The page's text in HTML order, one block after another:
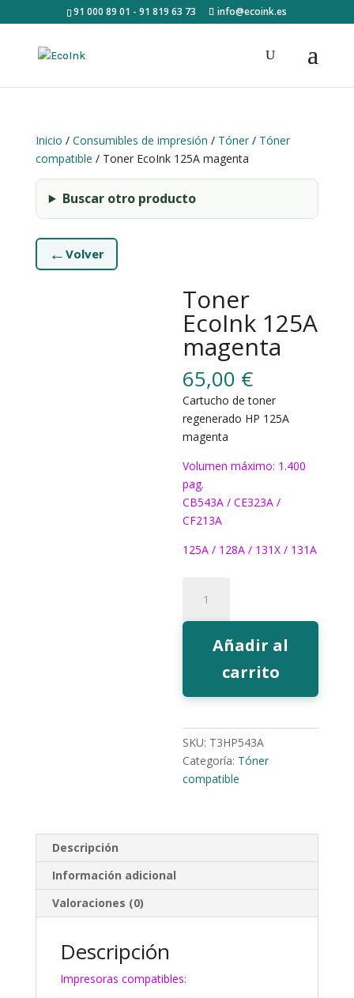
91 000 89 01 - 91 819 63 73 info@ecoink.es
Inicio / Consumibles de impresión / Tóner/ Tóner
compatible / Toner EcoInk 125A magenta
Buscar otro producto
← Volver
Toner
EcoInk 125A
magenta
65,00 €
Cartucho de toner
regenerado HP 125A
magenta
Volumen máximo: 1.400
pag.
CB543A / CE323A /
CF213A
125A / 128A / 131X / 131A
EcoInk
125A
magentaAñadir al
carrito
SKU: T3HP543A
Categoría: Tóner
compatible
Descripción
Información adicional
Valoraciones (0)
Descripción
Impresoras compatibles: